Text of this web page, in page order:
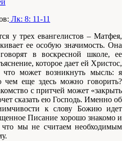
Лк: 8: 11-11
у трех евангелистов – Матфея,
ее особую значимость. Она
в воскресной школе, ее
которое дает ей Христос,
что может возникнуть мысль: я
чем еще здесь можно говорить?
с притчей может «закрыть
сказать ею Господь. Именно об
к слову Божию идет
Писание хорошо знакомо и
что мы не считаем необходимым